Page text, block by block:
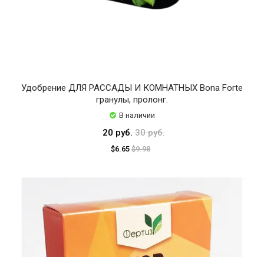
Удобрение ДЛЯ РАССАДЫ И КОМНАТНЫХ Bona Forte
гранулы, пролонг.
В наличии
20 руб.30 руб.
$6.65 $9.98